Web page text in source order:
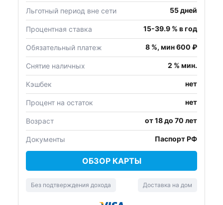
Льготный период вне сети 55 дней
Процентная ставка 15-39.9 % в год
Обязательный платеж 8 %, мин 600 ₽
Снятие наличных 2 % мин.
Кэшбек нет
Процент на остаток нет
Возраст от 18 до 70 лет
Документы Паспорт РФ
ОБЗОР КАРТЫ
Без подтверждения дохода Доставка на дом